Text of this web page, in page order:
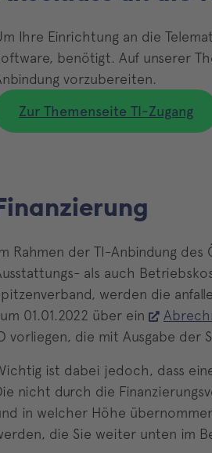
Ihre Einrichtung an die
benötigt. Auf unserer
vorzubereiten.
Zur Themenseite TI-Zugang
Rahmen der TI-Anbindung
als auch
werden die
01.01.2022 über ein
vorliegen, die mit Ausgabe der
ist dabei jedoch, dass
nicht durch die
in welcher Höhe
die Sie weiter unten im